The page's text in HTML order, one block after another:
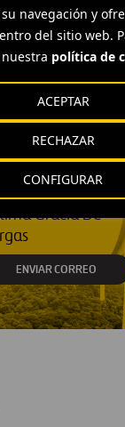
navegación y
del sitio web.
política de
CONFIGURAR
RECHAZAR
ACEPTAR
RELATIONS
García Ruiz
MEDIA RELATIONS
Muñoz Torres
ENVIAR CORREO
COMMUNICATION
MEDIA RELATIONS
Gracia De
ENVIAR CORREO